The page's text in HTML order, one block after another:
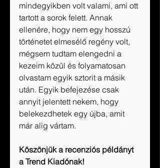
mindegyikben volt valami, ami ott
tartott a sorok felett. Annak
ellenére, hogy nem egy hosszú
történetet elmesélő regény volt,
mégsem tudtam elengedni a
kezeim közül és folyamatosan
olvastam egyik sztorit a másik
után. Egyik befejezése csak
annyit jelentett nekem, hogy
belekezdhetek egy újba, amit
már alig vártam.
Köszönjük a recenziós példányt
a Trend Kiadónak!